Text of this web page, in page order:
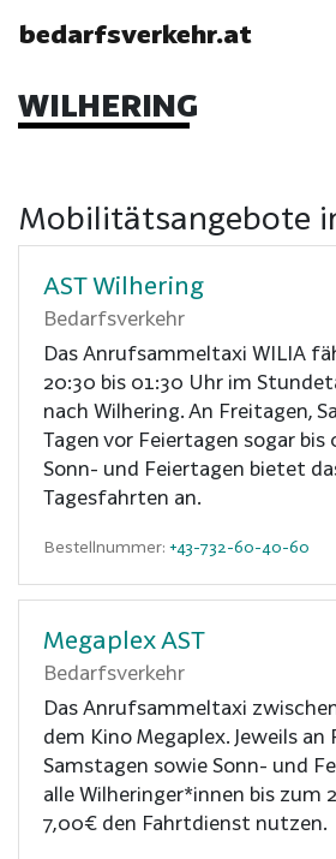
bedarfsverkehr.at
WILHERING
Mobilitätsangebote
AST Wilhering
Bedarfsverkehr
Das Anrufsammeltaxi WILIA
20:30 bis 01:30 Uhr im
nach Wilhering. An Freitagen,
Tagen vor Feiertagen sogar bis
Sonn- und Feiertagen bietet
Tagesfahrten an.
Bestellnummer: +43-732-60-40-60
Megaplex AST
Bedarfsverkehr
Das Anrufsammeltaxi
dem Kino Megaplex. Jeweils an
Samstagen sowie Sonn- und
alle Wilheringer*innen bis zum
7,00€ den Fahrtdienst nutzen.